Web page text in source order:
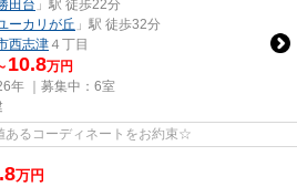
田台 」駅 徒歩22分
ーカリが丘 」駅 徒歩32分
西志津 ４丁目
10.8万円
年 ｜募集中： 6室
るコーディネートをお約束☆
万円